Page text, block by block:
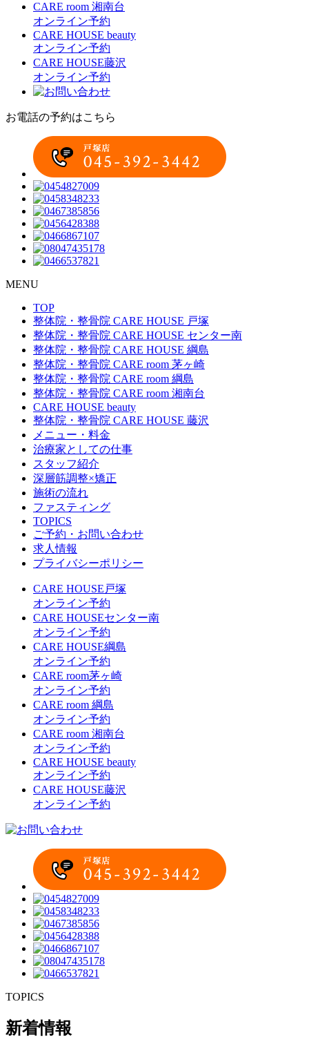
CARE room 湘南台
オンライン予約
CARE HOUSE beauty
オンライン予約
CARE HOUSE藤沢
オンライン予約
お電話の予約はこちら
MENU
TOP
整体院・整骨院 CARE HOUSE 戸塚
整体院・整骨院 CARE HOUSE センター南
整体院・整骨院 CARE HOUSE 綱島
整体院・整骨院 CARE room 茅ヶ崎
整体院・整骨院 CARE room 綱島
整体院・整骨院 CARE room 湘南台
CARE HOUSE beauty
整体院・整骨院 CARE HOUSE 藤沢
メニュー・料金
治療家としての仕事
スタッフ紹介
深層筋調整×矯正
施術の流れ
ファスティング
TOPICS
ご予約・お問い合わせ
求人情報
プライバシーポリシー
CARE HOUSE戸塚
オンライン予約
CARE HOUSEセンター南
オンライン予約
CARE HOUSE綱島
オンライン予約
CARE room茅ヶ崎
オンライン予約
CARE room 綱島
オンライン予約
CARE room 湘南台
オンライン予約
CARE HOUSE beauty
オンライン予約
CARE HOUSE藤沢
オンライン予約
TOPICS
新着情報